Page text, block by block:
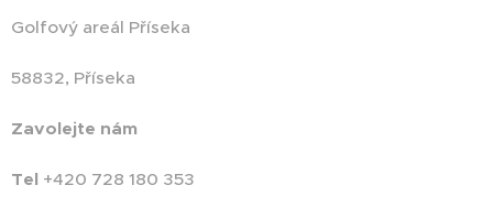
Golfový areál Příseka
58832, Příseka
Zavolejte nám
Tel +420 728 180 353